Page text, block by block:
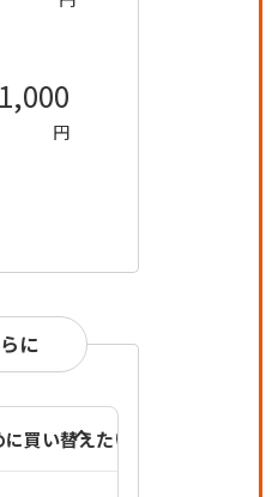
円
に
買い替えたい方は